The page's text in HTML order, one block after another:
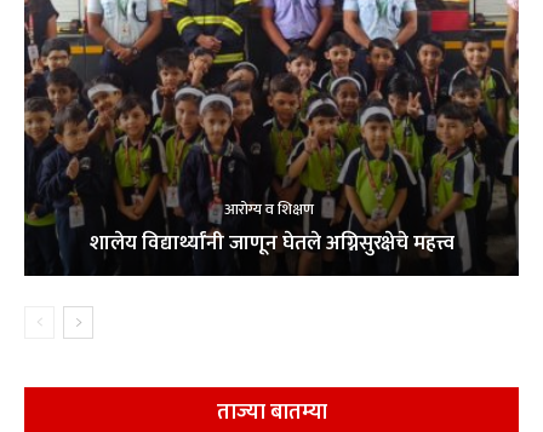
आरोग्य व शिक्षण
शालेय विद्यार्थ्यांनी जाणून घेतले अग्निसुरक्षेचे महत्त्व
ताज्या बातम्या